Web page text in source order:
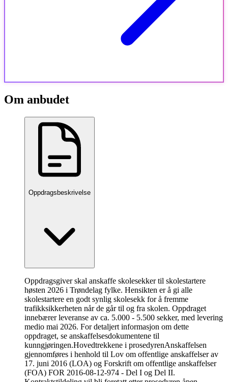
Om anbudet
Oppdragsbeskrivelse
Oppdragsgiver skal anskaffe skolesekker til skolestartere
høsten 2026 i Trøndelag fylke. Hensikten er å gi alle
skolestartere en godt synlig skolesekk for å fremme
trafikksikkerheten når de går til og fra skolen. Oppdraget
innebærer leveranse av ca. 5.000 - 5.500 sekker, med levering
medio mai 2026. For detaljert informasjon om dette
oppdraget, se anskaffelsesdokumentene til
kunngjøringen.Hovedtrekkene i prosedyrenAnskaffelsen
gjennomføres i henhold til Lov om offentlige anskaffelser av
17. juni 2016 (LOA) og Forskrift om offentlige anskaffelser
(FOA) FOR 2016-08-12-974 - Del I og Del II.